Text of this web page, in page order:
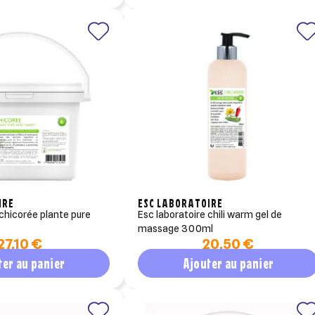
€
au panier
ESC LABORATOIRE
esc laboratoire chili warm gel de
massage 300ml
20,50 €
Ajouter au panier